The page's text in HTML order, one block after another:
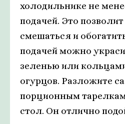
холодильнике не
подачей. Это
смешаться и
подачей можно
зеленью или
огурцов. Разложите
порционным
стол. Он отлично